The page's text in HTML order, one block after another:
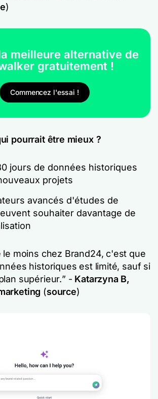
)
meilleure alternative de
gratuitement !
Commencez l'essai !
pourrait être mieux ?
jours de données historiques
projets
avancés d'études de
souhaiter davantage de
le moins chez Brand24, c'est que
historiques est limité, sauf si
supérieur.” - Katarzyna B,
(source)